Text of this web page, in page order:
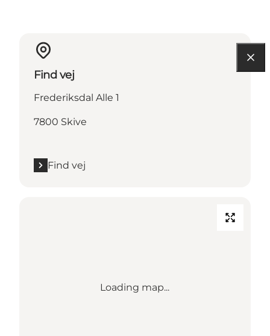
Find vej
Frederiksdal Alle 1
7800 Skive
Find vej
Loading map...